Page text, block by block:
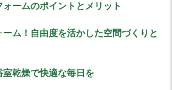
ームのポイントとメリット
ム！自由度を活かした空間づくりと
乾燥で快適な毎日を